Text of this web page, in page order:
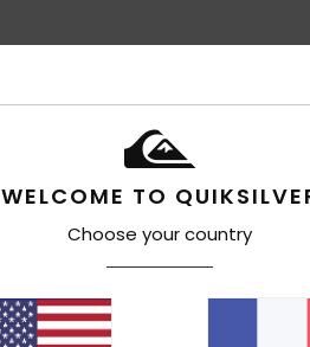
WELCOME TO
Choose your country